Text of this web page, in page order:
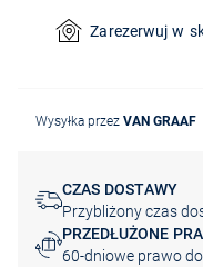
Zarezerwuj w
Wysyłka przez VAN GRAAF
CZAS DOSTAWY
Przybliżony czas
PRZEDŁUŻONE
60-dniowe prawo